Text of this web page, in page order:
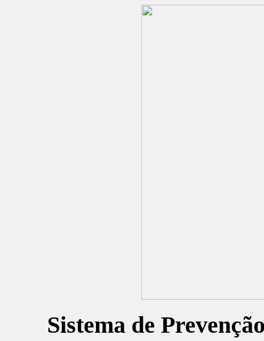
Sistema de